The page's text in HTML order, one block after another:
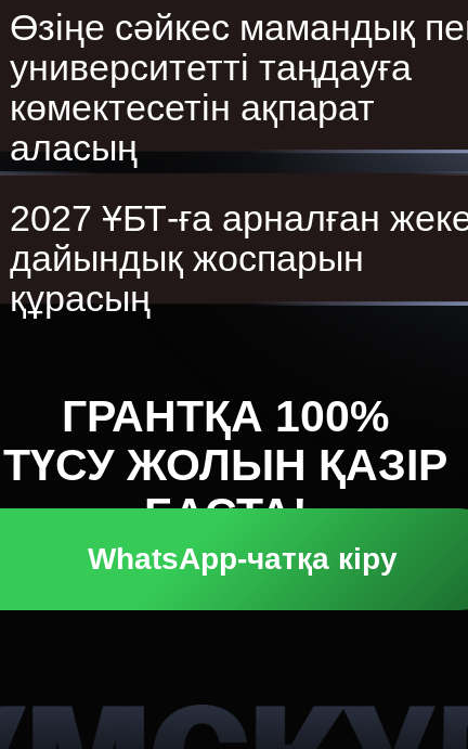
ГРАНТҚА 100%
ТҮСУ ЖОЛЫН ҚАЗІР
БАСТА!
Өзіңе сәйкес мамандық
университетті таңдауға
көмектесетін ақпарат
аласың
2027 ҰБТ-ға арналған
дайындық жоспарын
құрасың
WhatsApp-чатқа кіру